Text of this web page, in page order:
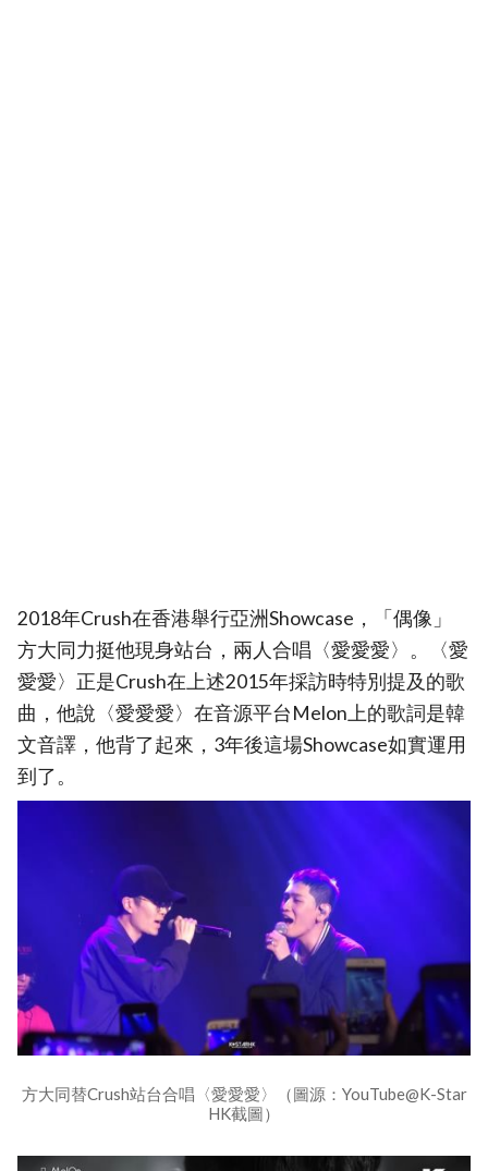
2018年Crush在香港舉行亞洲Showcase，「偶像」
方大同力挺他現身站台，兩人合唱〈愛愛愛〉。〈愛
愛愛〉正是Crush在上述2015年採訪時特別提及的歌
曲，他說〈愛愛愛〉在音源平台Melon上的歌詞是韓
文音譯，他背了起來，3年後這場Showcase如實運用
到了。
方大同替Crush站台合唱〈愛愛愛〉（圖源：YouTube@K-Star
HK截圖）